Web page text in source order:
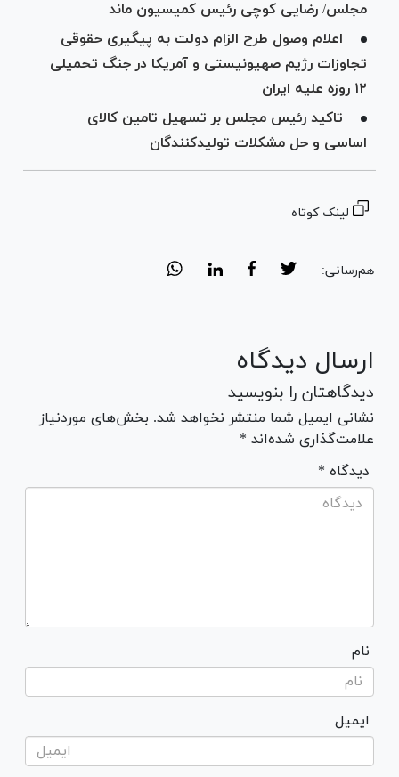
مجلس/ رضایی کوچی رئیس کمیسیون ماند
اعلام وصول طرح الزام دولت به پیگیری حقوقی
تجاوزات رژیم صهیونیستی و آمریکا در جنگ تحمیلی
۱۲ روزه علیه ایران
تاکید رئیس مجلس بر تسهیل تامین کالای
اساسی و حل مشکلات تولیدکنندگان
لینک کوتاه
هم‌رسانی:
ارسال دیدگاه
دیدگاهتان را بنویسید
نشانی ایمیل شما منتشر نخواهد شد. بخش‌های موردنیاز
علامت‌گذاری شده‌اند *
* دیدگاه
نام
ایمیل